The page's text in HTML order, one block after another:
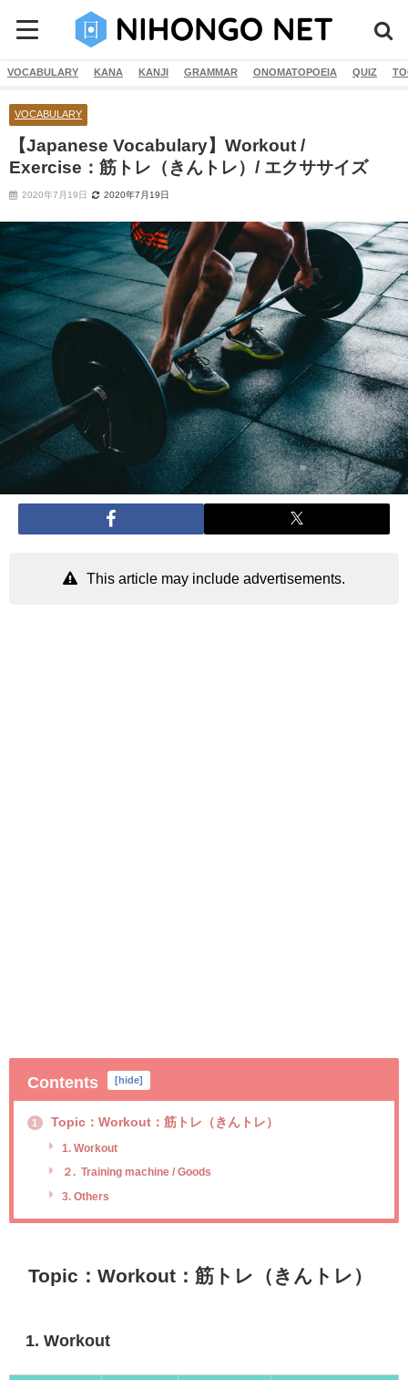
VOCABULARY KANA KANJI GRAMMAR ONOMATOPOEIA QUIZ
VOCABULARY
【Japanese Vocabulary】Workout /
Exercise：筋トレ（きんトレ）/ エクササイズ
2020年7月19日 2020年7月19日
This article may include advertisements.
Contents hide
1 Topic：Workout：筋トレ（きんトレ）
1. Workout
２. Training machine / Goods
3. Others
Topic：Workout：筋トレ（きんトレ）
1. Workout